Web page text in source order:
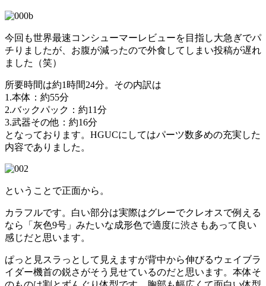
今回も世界最速コンシューマーレビューを目指し大急ぎでパ
チりましたが、お腹が減ったので外食してしまい投稿が遅れ
ました（笑）
所要時間は約1時間24分。その内訳は
1.本体：約55分
2.バックパック：約11分
3.武器その他：約16分
となっております。HGUCにしてはパーツ数多めの充実した
内容でありました。
ということで正面から。
カラフルです。白い部分は実際はグレーでクレオスで例える
なら「灰色9号」みたいな成形色で適度に渋さもあって良い
感じだと思います。
ぱっと見スラっとして見えますが背中から伸びるウェイブラ
イダー機首の鋭さがそう見せているのだと思います。本体そ